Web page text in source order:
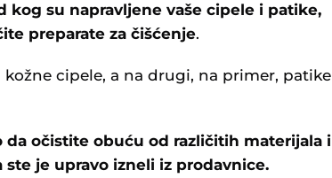
kog su napravljene vaše cipele i patike,
preparate za čišćenje.
cipele, a na drugi, na primer, patike
da očistite obuću od različitih materijala i
je upravo izneli iz prodavnice.
o C
Priština